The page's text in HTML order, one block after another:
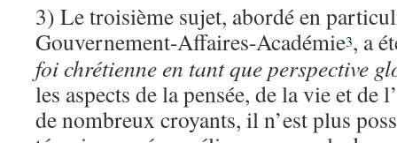
3) Le troisième sujet, abordé en
Gouvernement-Affaires-Académie3, a
foi chrétienne en tant que perspective
les aspects de la pensée, de la vie et de
de nombreux croyants, il n’est plus